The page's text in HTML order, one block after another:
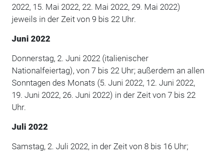
2022, 15. Mai 2022, 22. Mai 2022, 29. Mai 2022)
jeweils in der Zeit von 9 bis 22 Uhr.
Juni 2022
Donnerstag, 2. Juni 2022 (italienischer
Nationalfeiertag), von 7 bis 22 Uhr; außerdem an allen
Sonntagen des Monats (5. Juni 2022, 12. Juni 2022,
19. Juni 2022, 26. Juni 2022) in der Zeit von 7 bis 22
Uhr.
Juli 2022
Samstag, 2. Juli 2022, in der Zeit von 8 bis 16 Uhr;